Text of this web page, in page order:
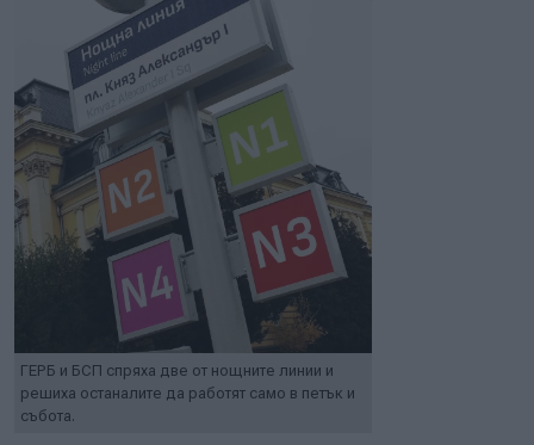
ГЕРБ и БСП спряха две от нощните линии и
решиха останалите да работят само в петък и
събота.